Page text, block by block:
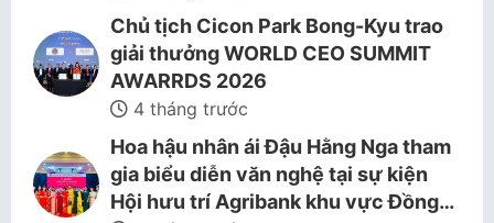
Chủ tịch Cicon Park Bong-Kyu trao
giải thưởng WORLD CEO SUMMIT
AWARRDS 2026
4 tháng trước
Hoa hậu nhân ái Đậu Hằng Nga tham
gia biểu diễn văn nghệ tại sự kiện
Hội hưu trí Agribank khu vực Đồng…